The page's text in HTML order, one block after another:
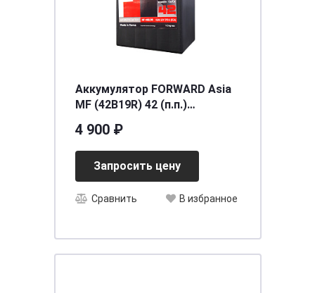
Аккумулятор FORWARD Asia
MF (42B19R) 42 (п.п.)
4 900 ₽
Запросить цену
Сравнить В избранное